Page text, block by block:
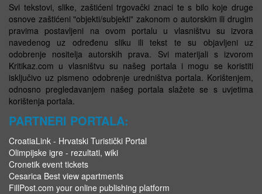
Svi tekstovi, slike, zaštićeni trgovački znaci te s bilo koje druge
osnove zaštićeni "objekti/subjekti" zakonom o autorskim ili drugim
pravima postavljeni na ovom portalu u vlasništvu su izvora
navedenog uz određenu sliku ili tekst te su objavljeni uz
odobrenje nositelja autorskih prava. Svi materijali s izvorom
Kritikaz.com u vlasništvu su našeg portala i mogu se koristiti
isključivo uz pismeno odobrenje uredništva portala. Korištenjem,
odnosno pregledavanjem našeg portala slažete se s uvjetima
korištenja portala.
PARTNERI PORTALA:
CroatiaLink - Hrvatski Turistički Portal
Olimpijske igre - rezultati, wiki
Cronetik event tickets
Cesarica Best view apartments
FillPost.com your online publishing platform